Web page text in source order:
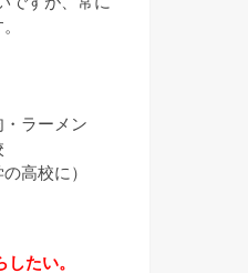
・ラーメン
高校に）
たい。